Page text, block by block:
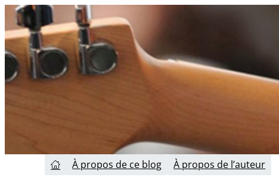
Aller
au
contenu
 À propos de ce blog À propos de l’auteur